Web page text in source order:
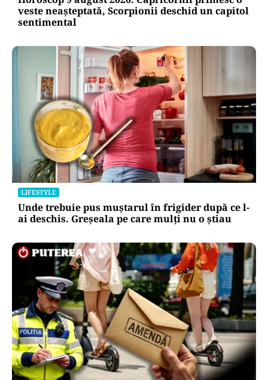
HOROSCOP
Horoscop 9 august 2026. Capricornii primesc o
veste neașteptată, Scorpionii deschid un capitol
sentimental
LIFESTYLE